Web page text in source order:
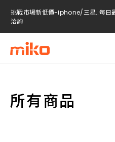
挑戰市場新低價-iphone/三星..每日
洽詢
挑戰市場新低價-iphone/三星..每日
洽詢
挑戰市場新低價-iphone/三星..每日
所有商品